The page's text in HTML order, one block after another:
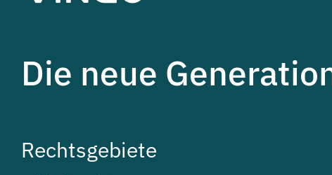
Die neue
Rechtsgebiete